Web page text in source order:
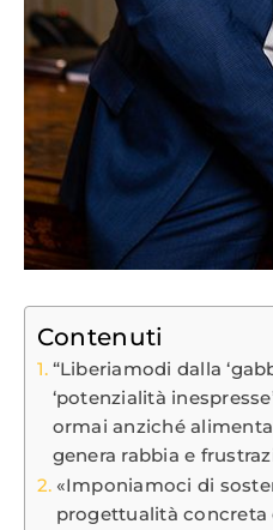
Contenuti
“Liberiamodi dalla
‘potenzialità
ormai anziché
genera rabbia e
«Imponiamoci di
progettualità concreta